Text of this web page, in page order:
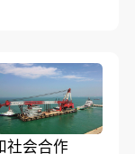
社会合作